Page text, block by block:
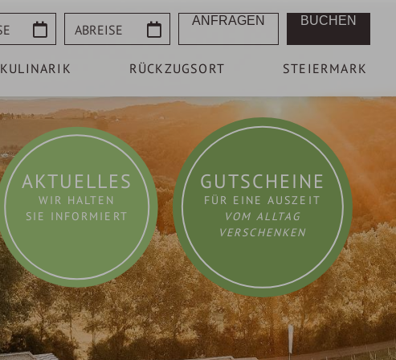
Abreise ANFRAGEN BUCHEN
KULINARIK RÜCKZUGSORT STEIERMARK
GUTSCHEINE
FÜR EINE AUSZEIT
VOM ALLTAG
VERSCHENKEN
AKTUELLES
WIR HALTEN
SIE INFORMIERT